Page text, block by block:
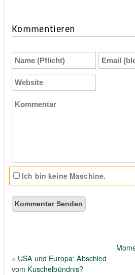
Kommentieren
Name
(Pflicht)
Email
(bleibt
Website
Kommentar
Ich bin keine Maschine.
« USA und Europa: Abschied
vom Kuschelbündnis?